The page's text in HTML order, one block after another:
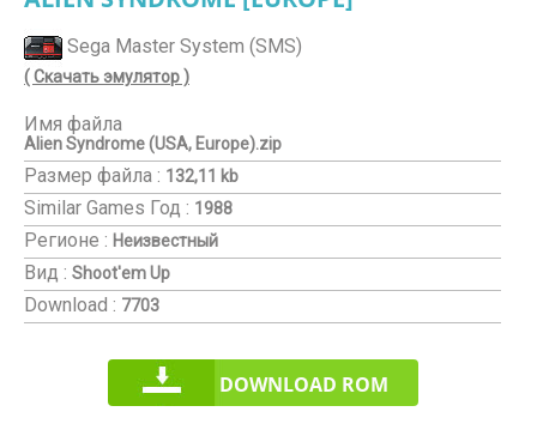
Sega Master System (SMS)
( Скачать эмулятор )
Имя файла
Alien Syndrome (USA, Europe).zip
Размер файла : 132,11 kb
Similar Games Год : 1988
Регионе : Неизвестный
Вид : Shoot'em Up
Download : 7703
DOWNLOAD ROM